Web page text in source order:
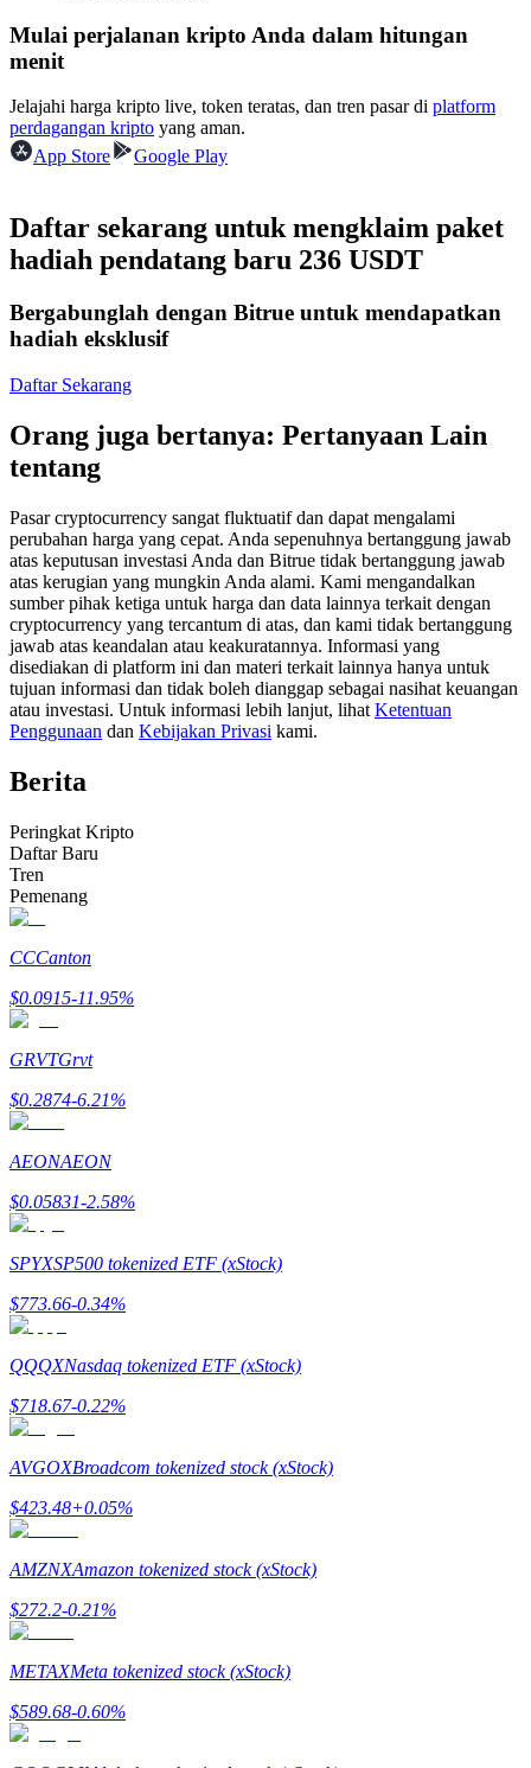
USDC Berjangka
Copy Trading
Bergabunglah dengan pedagang top
Menjadi Pedagang Salinan
Informasi
Panduan Pemula Berjangka
Strategi perdagangan
Pelajari cara untuk tetap menghasilkan keuntungan
Mulai perjalanan kripto Anda dalam hitungan
menit
Jelajahi harga kripto live, token teratas, dan tren pasar di platform
perdagangan kripto yang aman.
App Store
Google Play
Daftar sekarang untuk mengklaim paket
hadiah pendatang baru 236 USDT
Bergabunglah dengan Bitrue untuk mendapatkan
hadiah eksklusif
Daftar Sekarang
Orang juga bertanya: Pertanyaan Lain
tentang
Pasar cryptocurrency sangat fluktuatif dan dapat mengalami
perubahan harga yang cepat. Anda sepenuhnya bertanggung jawab
atas keputusan investasi Anda dan Bitrue tidak bertanggung jawab
atas kerugian yang mungkin Anda alami. Kami mengandalkan
sumber pihak ketiga untuk harga dan data lainnya terkait dengan
cryptocurrency yang tercantum di atas, dan kami tidak bertanggung
jawab atas keandalan atau keakuratannya. Informasi yang
disediakan di platform ini dan materi terkait lainnya hanya untuk
tujuan informasi dan tidak boleh dianggap sebagai nasihat keuangan
atau investasi. Untuk informasi lebih lanjut, lihat Ketentuan
Penggunaan dan Kebijakan Privasi kami.
Berita
Peringkat Kripto
Daftar Baru
Tren
Pemenang
CCCanton
$0.0915-11.95%
GRVTGrvt
$0.2874-6.21%
AEONAEON
$0.05831-2.58%
SPYXSP500 tokenized ETF (xStock)
$773.66-0.34%
QQQXNasdaq tokenized ETF (xStock)
$718.67-0.22%
AVGOXBroadcom tokenized stock (xStock)
$423.48+0.05%
AMZNXAmazon tokenized stock (xStock)
$272.2-0.21%
METAXMeta tokenized stock (xStock)
$589.68-0.60%